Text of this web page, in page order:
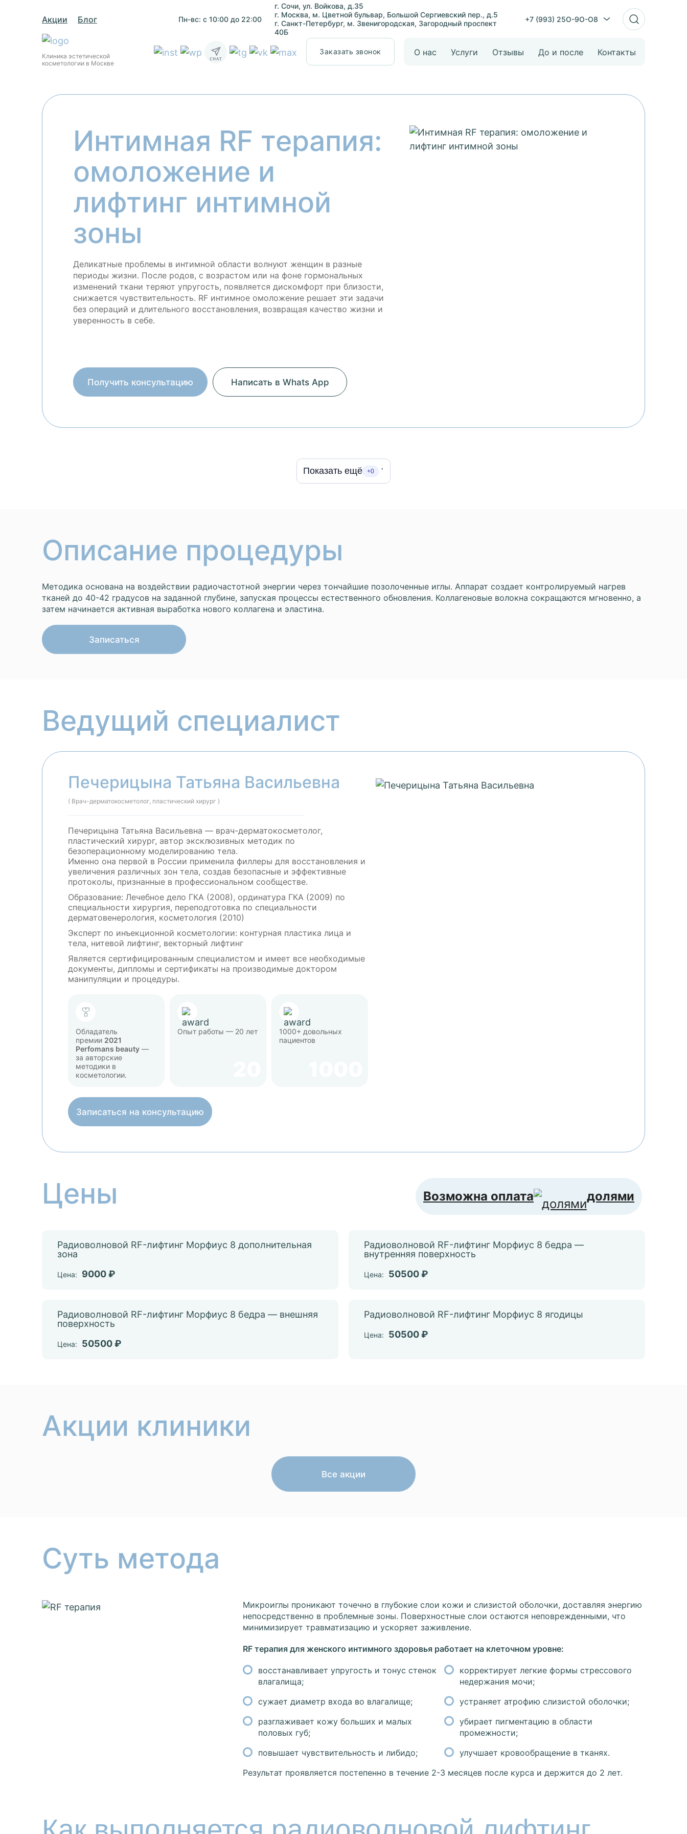
Акции Блог Пн-вс: с 10:00 до 22:00
г. Сочи, ул. Войкова, д.35
г. Москва, м. Цветной бульвар, Большой Сергиевский пер., д.5
г. Санкт-Петербург, м. Звенигородская, Загородный проспект
40Б
+7 (993) 25O-9O-O8
Клиника эстетической
косметологии в Москве
Заказать звонок О нас Услуги Отзывы До и после Контакты
Интимная RF терапия:
омоложение и
лифтинг интимной
зоны
Деликатные проблемы в интимной области волнуют женщин в разные
периоды жизни. После родов, с возрастом или на фоне гормональных
изменений ткани теряют упругость, появляется дискомфорт при близости,
снижается чувствительность. RF интимное омоложение решает эти задачи
без операций и длительного восстановления, возвращая качество жизни и
уверенность в себе.
Получить консультацию Написать в Whats App
Показать ещё +0
Описание процедуры
Методика основана на воздействии радиочастотной энергии через тончайшие позолоченные иглы. Аппарат создает контролируемый нагрев
тканей до 40-42 градусов на заданной глубине, запуская процессы естественного обновления. Коллагеновые волокна сокращаются мгновенно, а
затем начинается активная выработка нового коллагена и эластина.
Записаться
Ведущий специалист
Печерицына Татьяна Васильевна
( Врач-дерматокосметолог, пластический хирург )
Печерицына Татьяна Васильевна — врач-дерматокосметолог,
пластический хирург, автор эксклюзивных методик по
безоперационному моделированию тела.
Именно она первой в России применила филлеры для восстановления и
увеличения различных зон тела, создав безопасные и эффективные
протоколы, признанные в профессиональном сообществе.
Образование: Лечебное дело ГКА (2008), ординатура ГКА (2009) по
специальности хирургия, переподготовка по специальности
дерматовенерология, косметология (2010)
Эксперт по инъекционной косметологии: контурная пластика лица и
тела, нитевой лифтинг, векторный лифтинг
Является сертифицированным специалистом и имеет все необходимые
документы, дипломы и сертификаты на производимые доктором
манипуляции и процедуры.
Обладатель
премии 2021
Perfomans beauty —
за авторские
методики в
косметологии.
Опыт работы — 20 лет
1000+ довольных
пациентов
Записаться на консультацию
Цены Возможна оплата долями
Радиоволновой RF-лифтинг Морфиус 8 дополнительная
зона
Цена: 9000 ₽
Радиоволновой RF-лифтинг Морфиус 8 бедра —
внутренняя поверхность
Цена: 50500 ₽
Радиоволновой RF-лифтинг Морфиус 8 бедра — внешняя
поверхность
Цена: 50500 ₽
Радиоволновой RF-лифтинг Морфиус 8 ягодицы
Цена: 50500 ₽
Акции клиники
Все акции
Суть метода
Микроиглы проникают точечно в глубокие слои кожи и слизистой оболочки, доставляя энергию
непосредственно в проблемные зоны. Поверхностные слои остаются неповрежденными, что
минимизирует травматизацию и ускоряет заживление.
RF терапия для женского интимного здоровья работает на клеточном уровне:
восстанавливает упругость и тонус стенок
влагалища;
сужает диаметр входа во влагалище;
разглаживает кожу больших и малых
половых губ;
повышает чувствительность и либидо;
корректирует легкие формы стрессового
недержания мочи;
устраняет атрофию слизистой оболочки;
убирает пигментацию в области
промежности;
улучшает кровообращение в тканях.
Результат проявляется постепенно в течение 2-3 месяцев после курса и держится до 2 лет.